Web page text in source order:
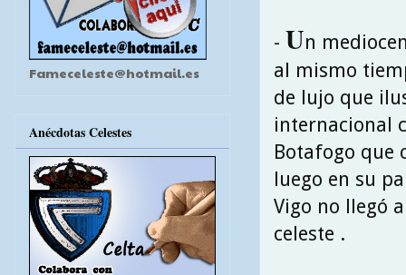
- Un
al mismo
de lujo que
internacional
Botafogo que
luego en su
Vigo no llegó
celeste .
Fameceleste@hotmail.es
Anécdotas Celestes